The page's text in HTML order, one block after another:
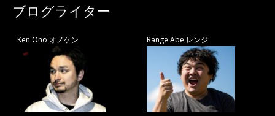
ブログライター
Ken Ono オノケン Range Abe レンジ